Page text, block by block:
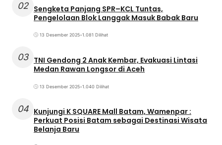
02 Sengketa Panjang SPR–KCL Tuntas,
Pengelolaan Blok Langgak Masuk Babak Baru
13 Desember 2025•1.081 Dilihat
03 TNI Gendong 2 Anak Kembar, Evakuasi Lintasi
Medan Rawan Longsor di Aceh
13 Desember 2025•1.040 Dilihat
04 Kunjungi K SQUARE Mall Batam, Wamenpar :
Perkuat Posisi Batam sebagai Destinasi Wisata
Belanja Baru